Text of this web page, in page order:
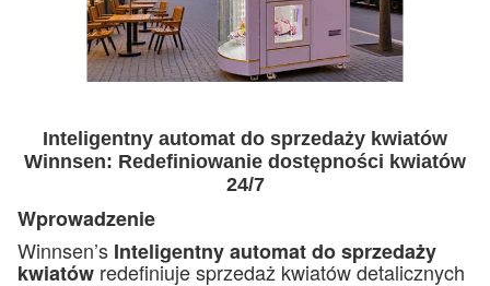
Inteligentny automat do sprzedaży kwiatów
Winnsen: Redefiniowanie dostępności kwiatów
24/7
Wprowadzenie
Winnsen’s Inteligentny automat do sprzedaży
kwiatów redefiniuje sprzedaż kwiatów detalicznych